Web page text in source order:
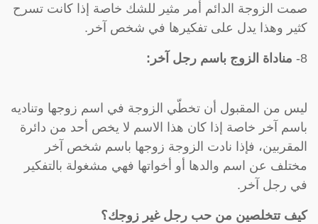
صمت الزوجة الدائم أمر مثير للشك خاصة إذا كانت تسرح
كثير وهذا يدل على تفكيرها في شخص آخر.
8- مناداة الزوج باسم رجل آخر:
ليس من المقبول أن تخطّي الزوجة في اسم زوجها وتناديه
باسم آخر خاصة إذا كان هذا الاسم لا يخص أحد من دائرة
المقربين، فإذا نادت الزوجة زوجها باسم شخص آخر
مختلف عن اسم والدها أو أخواتها فهي مشغولة بالتفكير
في رجل آخر.
كيف تتخلصين من حب رجل غير زوجك؟